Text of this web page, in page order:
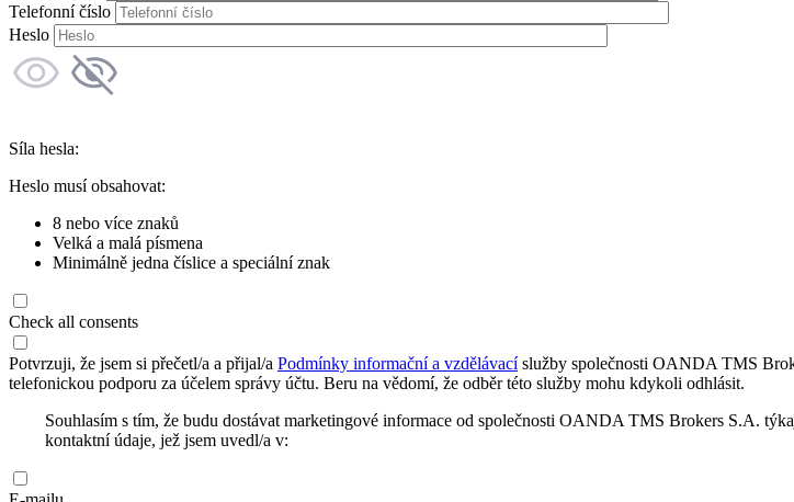
Telefonní číslo
Heslo
Síla hesla:
Heslo musí obsahovat:
8 nebo více znaků
Velká a malá písmena
Minimálně jedna číslice a speciální znak
Check all consents
Potvrzuji, že jsem si přečetl/a a přijal/a Podmínky informační a vzdělávacíslužby společnosti OANDA TMS
telefonickou podporu za účelem správy účtu. Beru na vědomí, že odběr této služby mohu kdykoli odhlásit.
Souhlasím s tím, že budu dostávat marketingové informace od společnosti OANDA TMS Brokers S.A.
kontaktní údaje, jež jsem uvedl/a v: